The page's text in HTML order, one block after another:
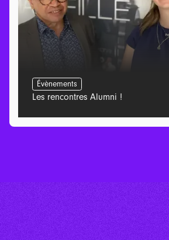
Évènements
Les rencontres Alumni !